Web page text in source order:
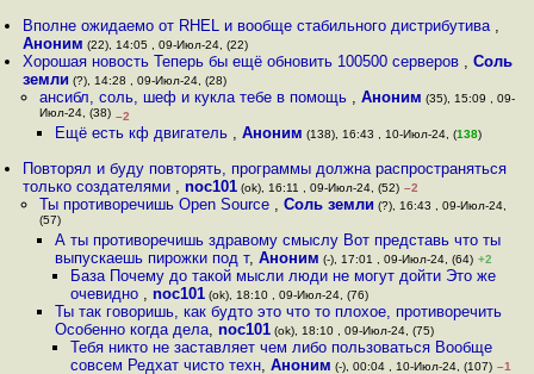
Вполне ожидаемо от RHEL и вообще стабильного дистрибутива ,
Аноним (22), 14:05 , 09-Июл-24, (22)
Хорошая новость Теперь бы ещё обновить 100500 серверов ,Соль
земли (?), 14:28 , 09-Июл-24, (28)
ансибл, соль, шеф и кукла тебе в помощь , Аноним (35), 15:09 , 09-
Июл-24, (38) –2
Ещё есть кф двигатель , Аноним (138), 16:43 , 10-Июл-24, (138)
Повторял и буду повторять, программы должна распространяться
только создателями ,noc101 (ok), 16:11 , 09-Июл-24, (52) –2
Ты противоречишь Open Source , Соль земли (?), 16:43 , 09-Июл-24,
(57)
А ты противоречишь здравому смыслу Вот представь что ты
выпускаешь пирожки под т, Аноним (-), 17:01 , 09-Июл-24, (64) +2
База Почему до такой мысли люди не могут дойти Это же
очевидно ,noc101 (ok), 18:10 , 09-Июл-24, (76)
Ты так говоришь, как будто это что то плохое, противоречить
Особенно когда дела, noc101(ok), 18:10 , 09-Июл-24, (75)
Тебя никто не заставляет чем либо пользоваться Вообще
совсем Редхат чисто техн,Аноним (-), 00:04 , 10-Июл-24, (107) –1